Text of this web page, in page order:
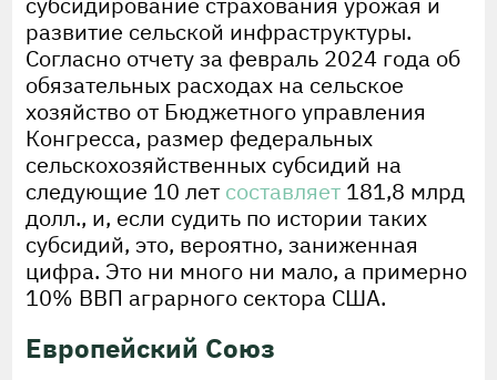
развитие сельской инфраструктуры.
Согласно отчету за февраль 2024 года об
обязательных расходах на сельское
хозяйство от Бюджетного управления
Конгресса, размер федеральных
сельскохозяйственных субсидий на
следующие 10 лет составляет 181,8 млрд
долл., и, если судить по истории таких
субсидий, это, вероятно, заниженная
цифра. Это ни много ни мало, а примерно
10% ВВП аграрного сектора США.
Европейский Союз